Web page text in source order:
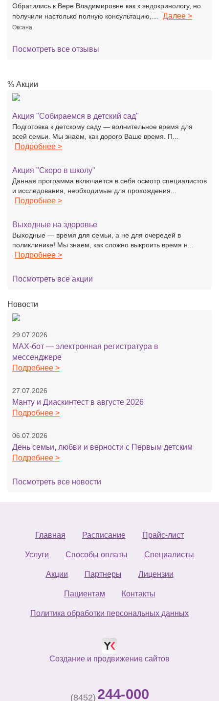
Обратились к Вере Владимировне как к эндокринологу, но
получили настолько полную консультацию,…
Далее >
Оксана
Посмотреть все отзывы
% Акции
Акция "Собираемся в детский сад"
Подготовка к детскому саду — волнительное время для
всей семьи. Мы знаем, как дорого Ваше время. П...
Подробнее >
Акция "Скоро в школу"
Данная программа включается в себя осмотр специалистов
и исследования, необходимые для прохождения...
Подробнее >
Выходные на здоровье
Выходные — время для семьи, а не для очередей в
поликлинике! Мы знаем, как сложно выкроить время н...
Подробнее >
Посмотреть все акции
Новости
29.07.2026
MAX-бот — электронная регистратура в
мессенджере
Подробнее >
27.07.2026
Манту и Диаскинтест в августе 2026
Подробнее >
06.07.2026
День семьи, любви и верности с Первым детским
Подробнее >
Посмотреть все новости
Главная Расписание Прайс-лист
Услуги Способы оплаты Специалисты
Акции Партнеры Лицензии
Пациентам Контакты
Политика обработки персональных данных
Создание и продвижение сайтов
(8452) 244-000